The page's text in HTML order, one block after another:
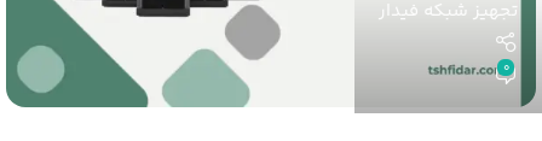
تجهیز شبکه فیدار
0